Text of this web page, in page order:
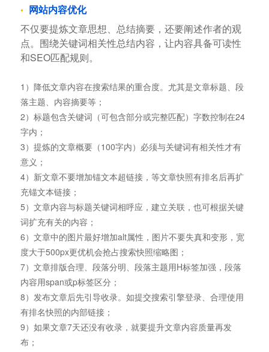
网站内容优化
不仅要提炼文章思想、总结摘要，还要阐述作者的观
点。围绕关键词相关性总结内容，让内容具备可读性
和SEO匹配规则。
1）降低文章内容在搜索结果的重合度。尤其是文章标题、段
落主题、内容摘要等；
2）标题包含关键词（可包含部分或完整匹配）字数控制在24
字内；
3）提炼的文章概要（100字内）必须与关键词有相关性才有
意义；
4）新文章不要增加锚文本超链接，等文章快照有排名后再扩
充锚文本链接；
5）文章内容与标题关键词相呼应，建立关联，也可根据关键
词扩充有关的内容；
6）文章中的图片最好增加alt属性，图片不要失真和变形，宽
度大于500px更优机会抢占搜索快照缩略图；
7）文章排版合理、段落分明、段落主题用H标签加强，段落
内容用span或p标签区分；
8）发布文章后先引导收录。如提交搜索引擎登录、合理使用
有排名快照的内部链接；
9）如果文章7天还没有收录，就要提升文章内容质量再发
布；